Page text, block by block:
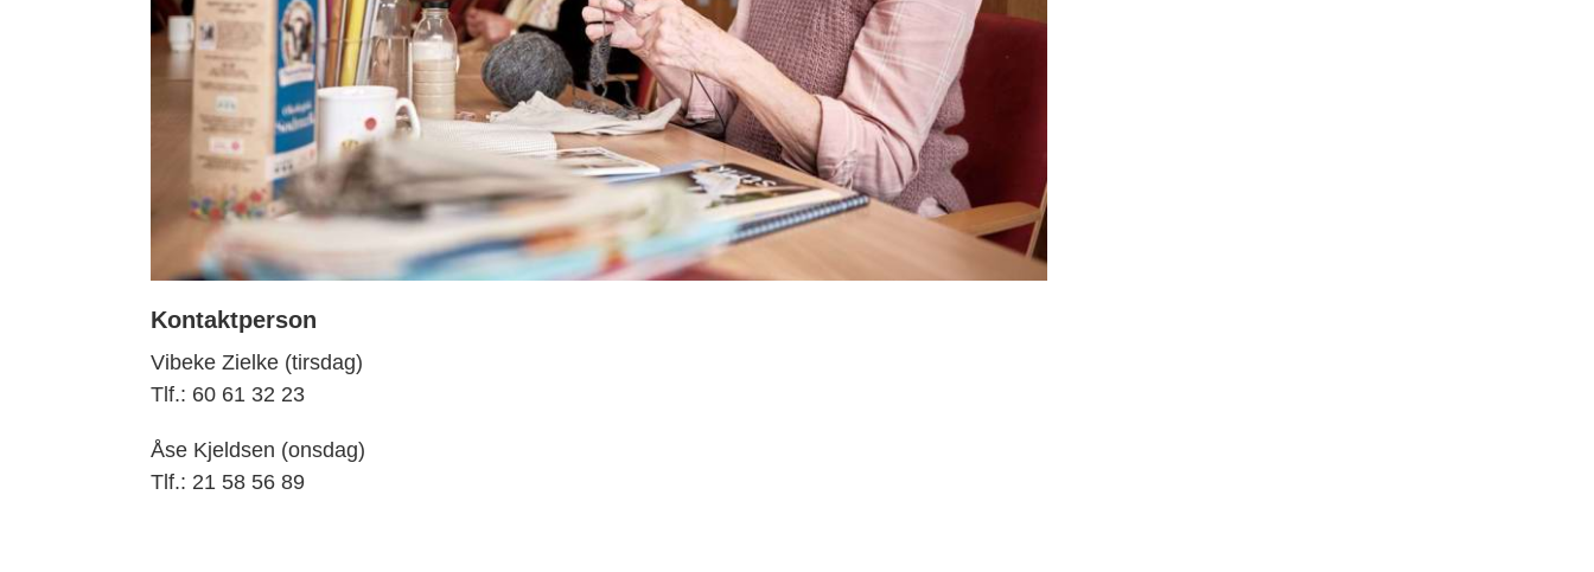
Kontaktperson
Vibeke Zielke (tirsdag)
Tlf.: 60 61 32 23
Åse Kjeldsen (onsdag)
Tlf.: 21 58 56 89